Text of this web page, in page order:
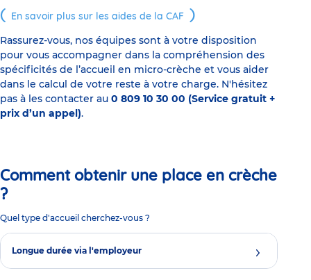
En savoir plus sur les aides de la CAF
Rassurez-vous, nos équipes sont à votre disposition
pour vous accompagner dans la compréhension des
spécificités de l’accueil en micro-crèche et vous aider
dans le calcul de votre reste à votre charge. N'hésitez
pas à les contacter au 0 809 10 30 00 (Service gratuit +
prix d’un appel).
Comment obtenir une place en crèche
?
Quel type d'accueil cherchez-vous ?
Longue durée via l'employeur